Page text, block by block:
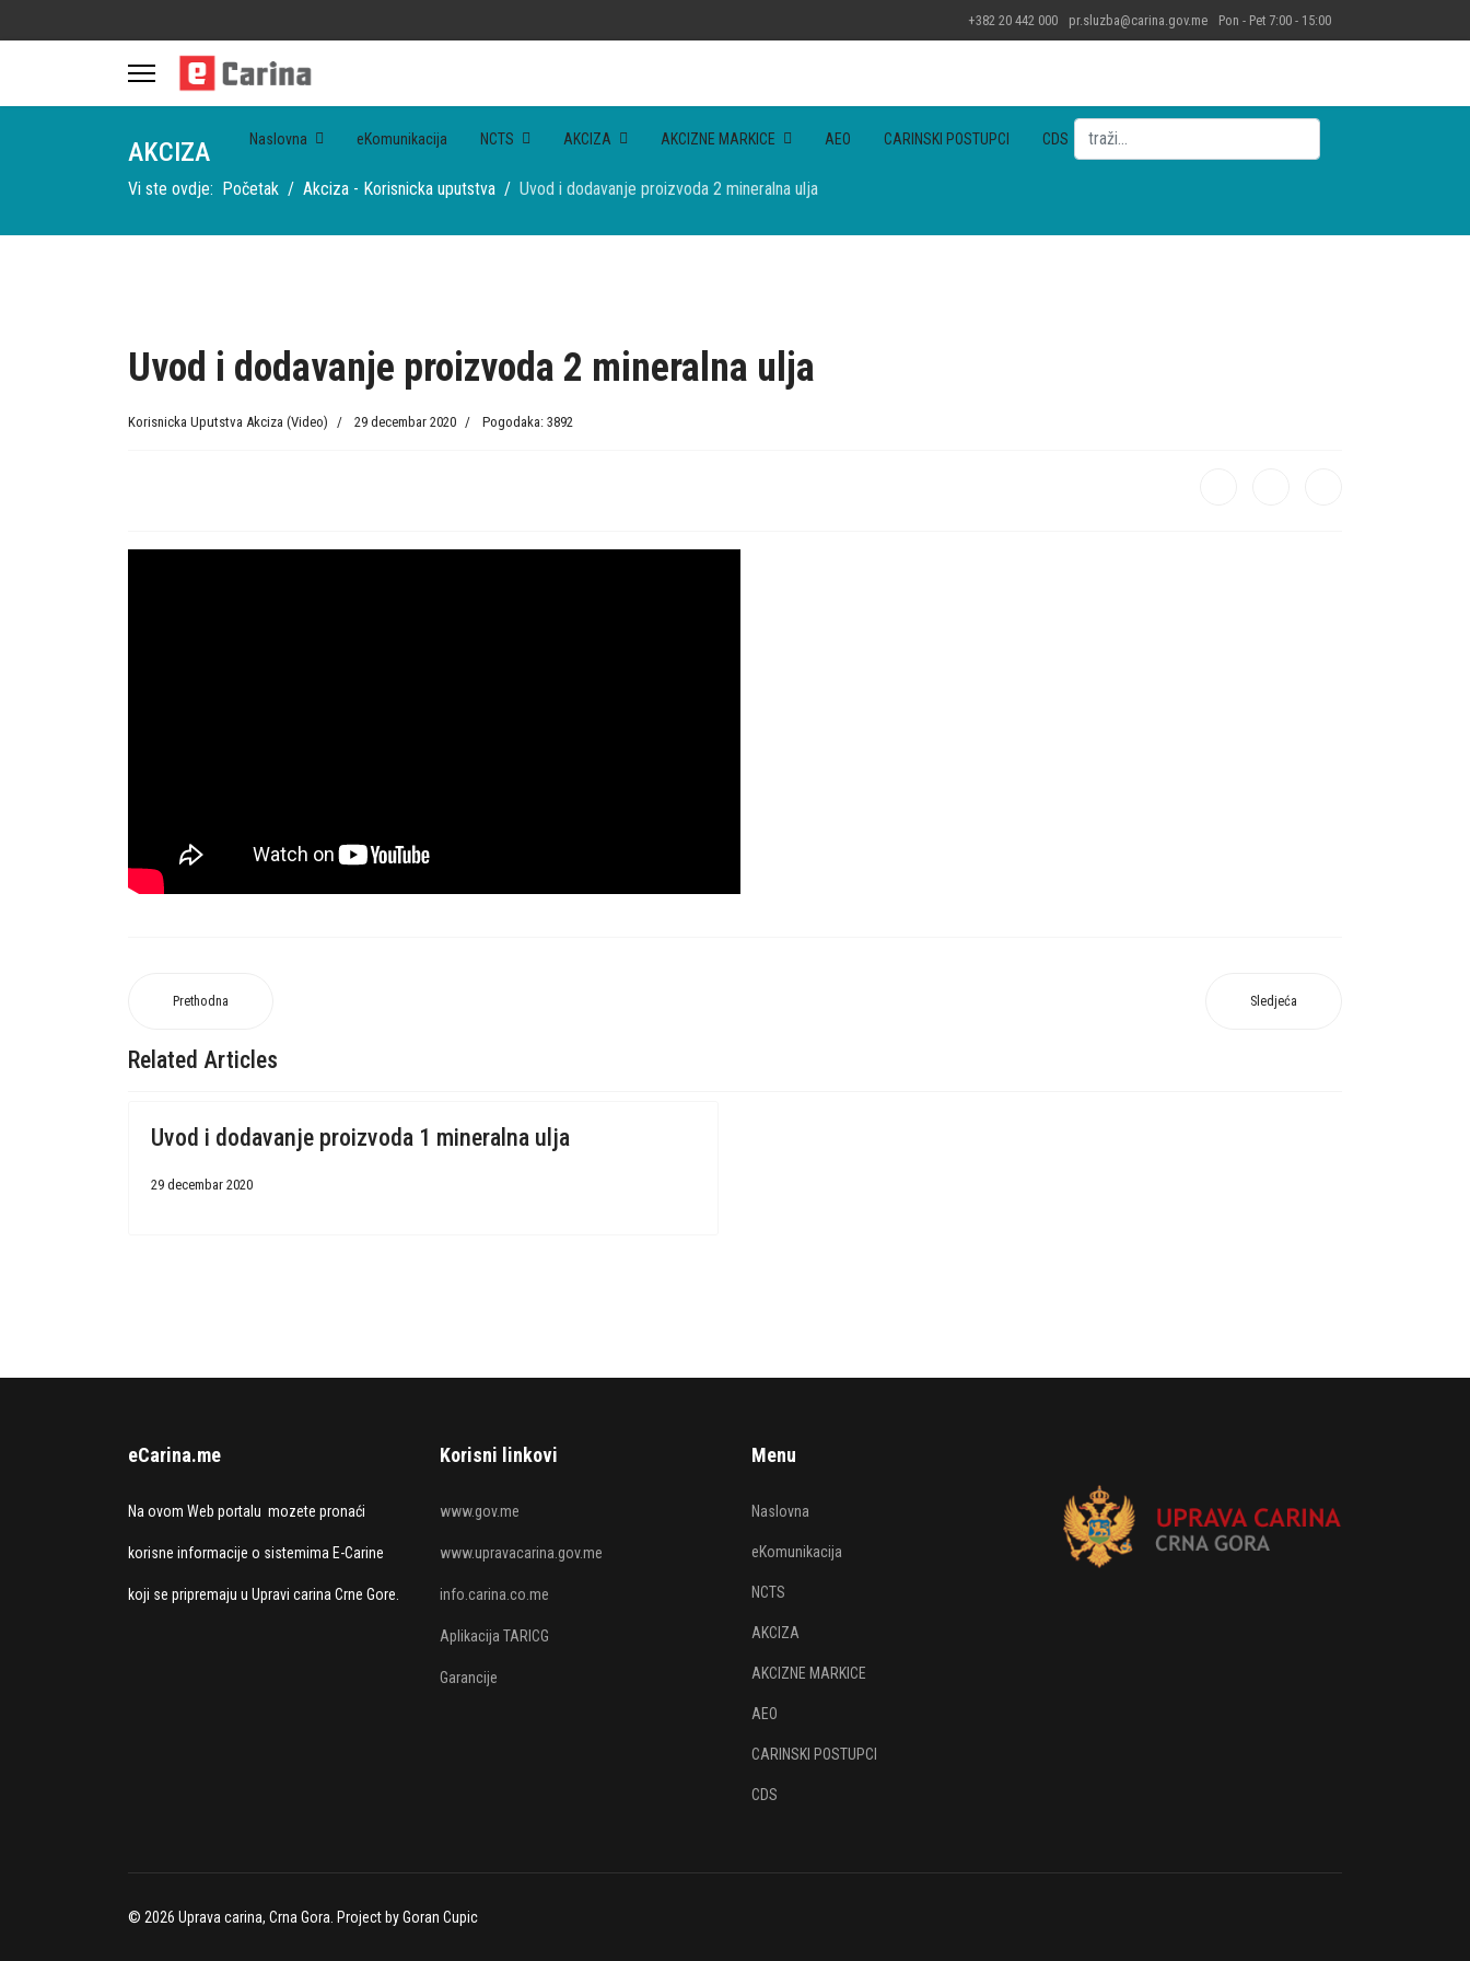
+382 20 442 000 pr.sluzba@carina.gov.me Pon - Pet 7:00 - 15:00
Naslovna eKomunikacija NCTS AKCIZA AKCIZNE MARKICE AEO CARINSKI POSTUPCI CDS Pretraga
AKCIZA
Vi ste ovdje: Početak Akciza - Korisnicka uputstva Uvod i dodavanje proizvoda 2 mineralna ulja
Uvod i dodavanje proizvoda 2 mineralna ulja
Korisnicka Uputstva Akciza (Video) 29 decembar 2020 Pogodaka: 3892
Prethodna Sledjeća
Related Articles
Uvod i dodavanje proizvoda 1 mineralna ulja
29 decembar 2020
eCarina.me
Na ovom Web portalu mozete pronaći
korisne informacije o sistemima E-Carine
koji se pripremaju u Upravi carina Crne Gore.
Korisni linkovi
www.gov.me
www.upravacarina.gov.me
info.carina.co.me
Aplikacija TARICG
Garancije
Menu
Naslovna
eKomunikacija
NCTS
AKCIZA
AKCIZNE MARKICE
AEO
CARINSKI POSTUPCI
CDS
© 2026 Uprava carina, Crna Gora. Project by Goran Cupic